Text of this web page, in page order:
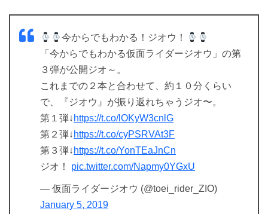
今からでもわかる！ジオウ！
「今からでもわかる仮面ライダージオウ」の第
３弾が公開ジオ～。
これまでの２本と合わせて、約１０分くらい
で、『ジオウ』が振り返れちゃうジオ〜。
第１弾↓ https://t.co/lOKyW3cnlG
第２弾↓ https://t.co/cyPSRVAt3F
第３弾↓ https://t.co/YonTEaJnCn
ジオ！ pic.twitter.com/Napmy0YGxU
— 仮面ライダージオウ (@toei_rider_ZIO)
January 5, 2019